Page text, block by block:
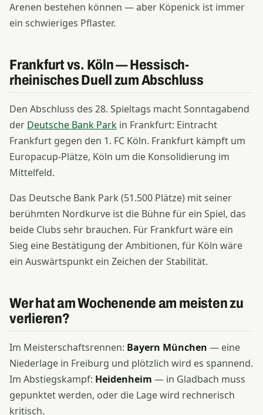
Arenen bestehen können — aber Köpenick ist immer
ein schwieriges Pflaster.
Frankfurt vs. Köln — Hessisch-
rheinisches Duell zum Abschluss
Den Abschluss des 28. Spieltags macht Sonntagabend
der Deutsche Bank Park in Frankfurt: Eintracht
Frankfurt gegen den 1. FC Köln. Frankfurt kämpft um
Europacup-Plätze, Köln um die Konsolidierung im
Mittelfeld.
Das Deutsche Bank Park (51.500 Plätze) mit seiner
berühmten Nordkurve ist die Bühne für ein Spiel, das
beide Clubs sehr brauchen. Für Frankfurt wäre ein
Sieg eine Bestätigung der Ambitionen, für Köln wäre
ein Auswärtspunkt ein Zeichen der Stabilität.
Wer hat am Wochenende am meisten zu
verlieren?
Im Meisterschaftsrennen: Bayern München — eine
Niederlage in Freiburg und plötzlich wird es spannend.
Im Abstiegskampf: Heidenheim — in Gladbach muss
gepunktet werden, oder die Lage wird rechnerisch
kritisch.